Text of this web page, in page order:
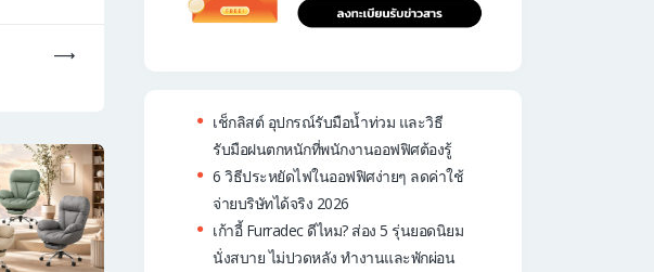
เช็กลิสต์ อุปกรณ์รับมือน้ำท่วม และวิธี
รับมือฝนตกหนักที่พนักงานออฟฟิศต้องรู้
6 วิธีประหยัดไฟในออฟฟิศง่ายๆ ลดค่าใช้
จ่ายบริษัทได้จริง 2026
เก้าอี้ Furradec ดีไหม? ส่อง 5 รุ่นยอดนิยม
นั่งสบาย ไม่ปวดหลัง ทำงานและพักผ่อน